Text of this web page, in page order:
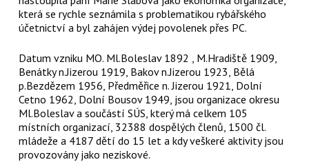
která se rychle seznámila s problematikou rybářského
účetnictví a byl zahájen výdej povolenek přes PC.
Datum vzniku MO. Ml.Boleslav 1892 , M.Hradiště 1909,
Benátky n.Jizerou 1919, Bakov n.Jizerou 1923, Bělá
p.Bezdězem 1956, Předměřice n. Jizerou 1921, Dolní
Cetno 1962, Dolní Bousov 1949, jsou organizace okresu
Ml.Boleslav a součástí SÚS, který má celkem 105
místních organizací, 32388 dospělých členů, 1500 čl.
mládeže a 4187 dětí do 15 let a kdy veškeré aktivity jsou
provozovány jako neziskové.